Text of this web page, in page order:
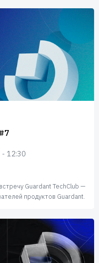
- 12:30
Guardant TechClub —
продуктов Guardant.